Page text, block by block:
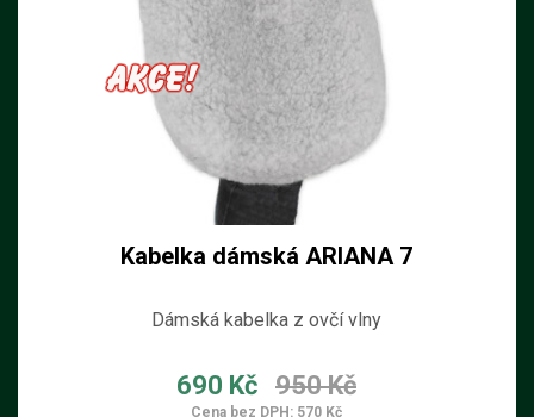
Kabelka dámská ARIANA 7
Dámská kabelka z ovčí vlny
690 Kč 950 Kč
Cena bez DPH: 570 Kč